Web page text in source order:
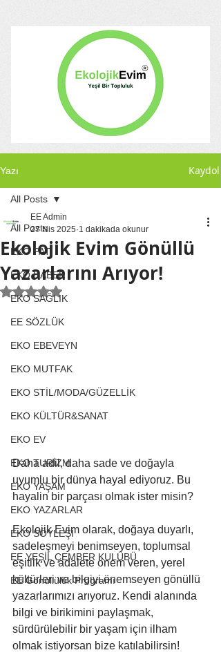
Yazı Kaydol
All Posts
EKO PATİ
EKO HABER
EKO SAĞLIK
EE SÖZLÜK
EKO EBEVEYN
EKO MUTFAK
EKO STİL/MODA/GÜZELLİK
EKO KÜLTÜR&SANAT
EKO EV
EKO TURİZM
EKO YAŞAM
EKO YAZARLAR
EKO SÖYLEŞİ
EE YEŞİL ÇEMBER KULÜBÜ
EE Gönüllülük Programı
All Posts
Ekolojik Evim Gönüllü
Yazarlarını Arıyor!
EE Admin
27 Nis 2025 1 dakikada okunur
5 üzerinden NaN yıldız
Daha adil, daha sade ve doğayla
uyumlu bir dünya hayal ediyoruz. Bu
hayalin bir parçası olmak ister misin?
Ekolojik Evim olarak, doğaya duyarlı,
sadeleşmeyi benimseyen, toplumsal
eşitlik ve adalete önem veren, yerel
kültürleri ve bilgiyi önemseyen gönüllü
yazarlarımızı arıyoruz. Kendi alanında
bilgi ve birikimini paylaşmak,
sürdürülebilir bir yaşam için ilham
olmak istiyorsan bize katılabilirsin!